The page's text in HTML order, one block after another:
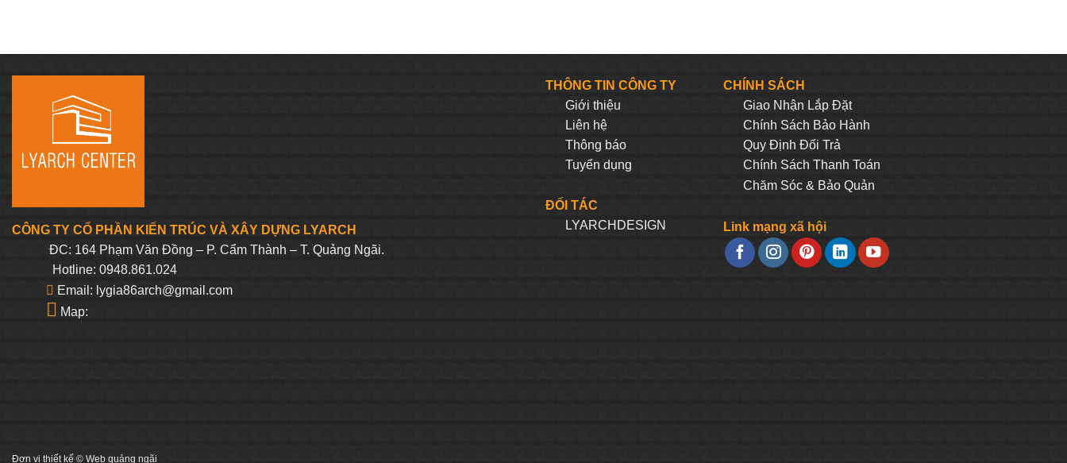
CÔNG TY CỔ PHẦN KIẾN TRÚC VÀ XÂY DỰNG LYARCH
ĐC: 164 Phạm Văn Đồng – P. Cẩm Thành – T. Quảng Ngãi.
Hotline: 0948.861.024
Email: lygia86arch@gmail.com
Map:
Đơn vị thiết kế © Web quảng ngãi
THÔNG TIN CÔNG TY
Giới thiệu
Liên hệ
Thông báo
Tuyển dụng
ĐỐI TÁC
LYARCHDESIGN
CHÍNH SÁCH
Giao Nhận Lắp Đặt
Chính Sách Bảo Hành
Quy Định Đối Trả
Chính Sách Thanh Toán
Chăm Sóc & Bảo Quản
Link mạng xã hội